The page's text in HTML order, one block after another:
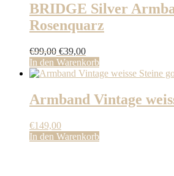
BRIDGE Silver
Rosenquarz
€99,00 Ursprünglicher
Preis
war:
€39,00Aktueller
Preis
ist:
In den Warenkorb
Armband Vintage
€149,00
In den Warenkorb